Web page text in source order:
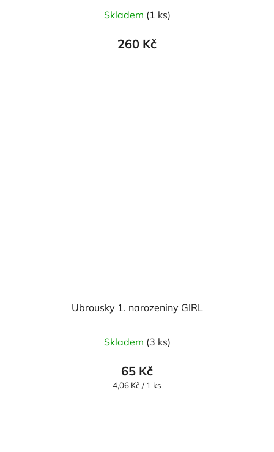
hodnocení
produktu
Skladem (1 ks)
260 Kč
Ubrousky 1. narozeniny GIRL
Skladem (3 ks)
65 Kč
Měrná
4,06 Kč / 1 ks